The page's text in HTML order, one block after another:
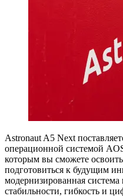
Astronaut A5 Next
операционной системой
которым вы сможете
подготовиться к будущим
модернизированная
стабильности, гибкость и